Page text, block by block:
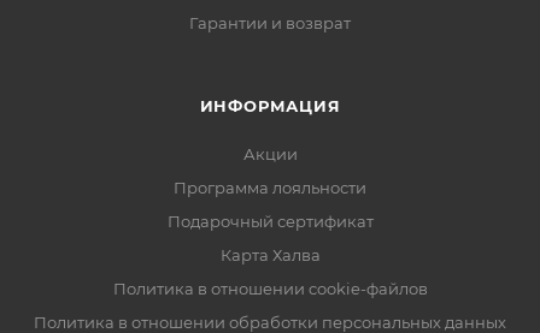
Гарантии и возврат
ИНФОРМАЦИЯ
Акции
Программа лояльности
Подарочный сертификат
Карта Халва
Политика в отношении cookie-файлов
Политика в отношении обработки персональных данных